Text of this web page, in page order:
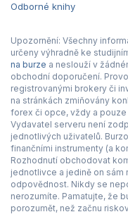
Odborné knihy
Upozornění: Všechny
určeny výhradně ke
na burze a neslouží v
obchodní doporučení.
registrovanými brokery či
na stránkách zmiňovány
forex či opce, vždy a
Vydavatel serveru není
jednotlivých uživatelů.
finančními instrumenty (a
Rozhodnutí obchodovat
jednotlivce a jedině on sám
odpovědnost. Nikdy se
nerozumíte. Pamatujte, že
porozumět, než začnu